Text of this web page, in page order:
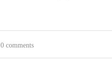
0 comments